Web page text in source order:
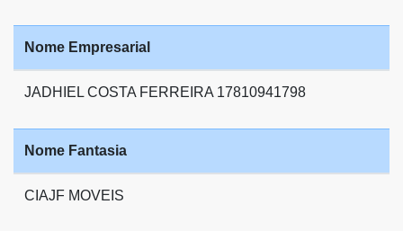
Nome Empresarial
JADHIEL COSTA FERREIRA 17810941798
Nome Fantasia
CIAJF MOVEIS